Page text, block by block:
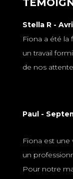
Stella R -
Fiona a été la
un travail
de nos
Paul -
Fiona est une
un
Pour notre